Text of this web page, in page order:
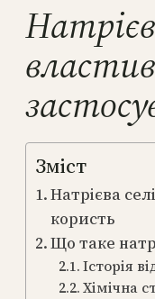
Зміст
Натрієва
користь
Що таке
Історія
Хімічна